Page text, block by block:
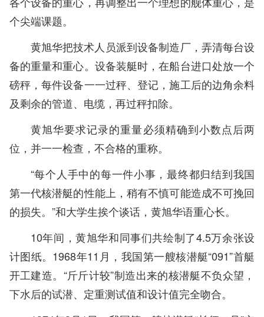
个尖端课题。
黄旭华把技术人员派到设备制造厂，弄清每台设
备的重量和重心。设备装艇时，在船台进口处放一个
磅秤，每件设备一一过秤、登记，施工后的边角余料
及剩余的管道、电缆，再过秤扣除。
黄旭华要求记录的重量必须精确到小数点后两
位，并一一检查，不合格的重称。
“每个人手中的每一件小事，最终都归结到我国
第一代核潜艇的性能上，稍有不慎可能造成不可挽回
的损失。”和大学生挨个谈话，黄旭华语重心长。
10年间，黄旭华和同事们共绘制了4.5万余张设
计图纸。1968年11月，我国第一艘核潜艇“091”首艇
开工建造。“斤斤计较”制造出来的核潜艇不负众望，
下水后的试潜、定重测试值和设计值完全吻合。